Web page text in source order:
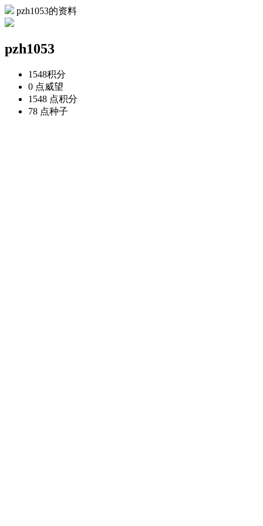
pzh1053的资料
pzh1053
1548积分
0 点威望
1548 点积分
78 点种子